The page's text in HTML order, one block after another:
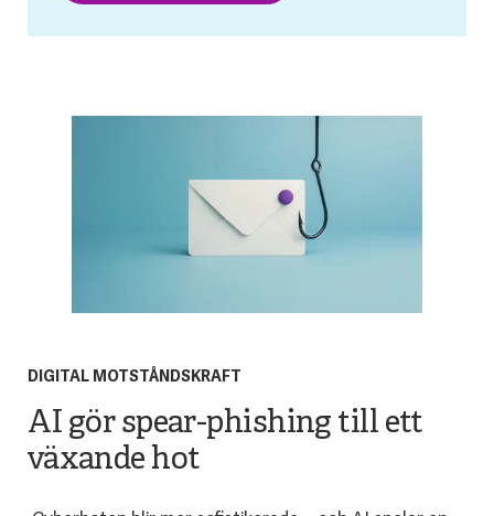
DIGITAL MOTSTÅNDSKRAFT
AI gör spear-phishing till ett
växande hot